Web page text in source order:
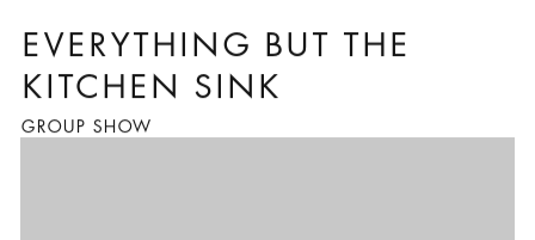
EVERYTHING BUT THE
KITCHEN SINK
GROUP SHOW